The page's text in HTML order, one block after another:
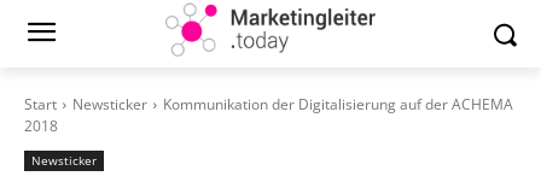
Start Newsticker
Kommunikation der Digitalisierung auf der ACHEMA
2018
Newsticker